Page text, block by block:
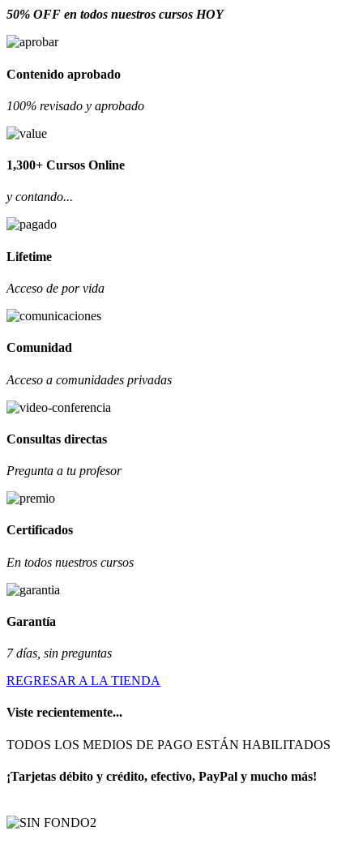
50% OFF en todos nuestros cursos HOY
Contenido aprobado
100% revisado y aprobado
1,300+ Cursos Online
y contando...
Lifetime
Acceso de por vida
Comunidad
Acceso a comunidades privadas
Consultas directas
Pregunta a tu profesor
Certificados
En todos nuestros cursos
Garantía
7 días, sin preguntas
REGRESAR A LA TIENDA
Viste recientemente...
TODOS LOS MEDIOS DE PAGO ESTÁN HABILITADOS
¡Tarjetas débito y crédito, efectivo, PayPal y mucho más!